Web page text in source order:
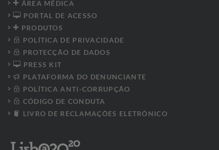
ÁREA MÉDICA
PORTAL DE ACESSO
PRODUTOS
POLÍTICA DE PRIVACIDADE
PROTECÇÃO DE DADOS
PRESS KIT
PLATAFORMA DO DENUNCIANTE
POLÍTICA ANTI-CORRUPÇÃO
CÓDIGO DE CONDUTA
LIVRO DE RECLAMAÇÕES ELETRÓNICO